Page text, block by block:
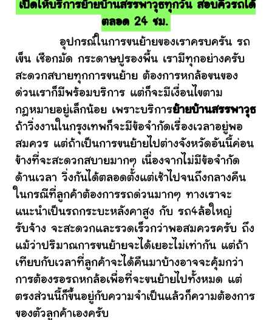
เปิดให้บริการย้ายบ้านสรรพาวุธทุกวัน สอบคิวรถได้
ตลอด 24 ชม.
อุปกรณ์ในการขนย้ายของเราครบครัน รถ
เข็น เชือกมัด กระดาษปูรองพื้น เรามีทุกอย่างครับ
สะดวกสบายทุกการขนย้าย ต้องการหกล้อขนของ
ด่วนเราก็มีพร้อมบริการ แต่ก็จะมีเงื่อนไขตาม
กฎหมายอยู่เล็กน้อย เพราะบริการย้ายบ้านสรรพาวุธ
ถ้าวิ่งงานในกรุงเทพก็จะมีข้อจำกัดเรื่องเวลาอยู่พอ
สมควร แต่ถ้าเป็นการขนย้ายไปต่างจังหวัดอันนี้ค่อน
ข้างที่จะสะดวกสบายมากๆ เนื่องจากไม่มีข้อจำกัด
ด้านเวลา วิ่งกันได้ตลอดตั้งแต่เช้าไปจนถึงกลางคืน
ในกรณีที่ลูกค้าต้องการรถด่วนมากๆ ทางเราจะ
แนะนำเป็นรถกระบะหลังคาสูง กับ รถ4ล้อใหญ่
รับจ้าง จะสะดวกและรวดเร็วกว่าพอสมควรครับ ถึง
แม้ว่าปริมาณการขนย้ายจะได้เยอะไม่เท่ากัน แต่ถ้า
เทียบกับเวลาที่ลูกค้าจะได้คืนมาบ้างอาจจะคุ้มกว่า
การต้องรอรถหกล้อเพื่อที่จะขนย้ายไปทั้งหมด แต่
ตรงส่วนนี้ก็ขึ้นอยู่กับความจำเป็นแล้วก็ความต้องการ
ของตัวลูกค้าเองครับ